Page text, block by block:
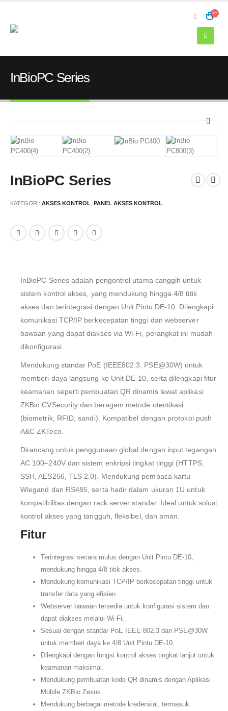
InBioPC Series
InBioPC Series
KATEGORI: AKSES KONTROL PANEL AKSES KONTROL
InBioPC Series adalah pengontrol utama canggih untuk
sistem kontrol akses, yang mendukung hingga 4/8 titik
akses dan terintegrasi dengan Unit Pintu DE-10. Dilengkapi
komunikasi TCP/IP berkecepatan tinggi dan webserver
bawaan yang dapat diakses via Wi-Fi, perangkat ini mudah
dikonfigurasi.
Mendukung standar PoE (IEEE802.3, PSE@30W) untuk
memberi daya langsung ke Unit DE-10, serta dilengkapi fitur
keamanan seperti pembuatan QR dinamis lewat aplikasi
ZKBio CVSecurity dan beragam metode otentikasi
(biometrik, RFID, sandi). Kompatibel dengan protokol push
A&C ZKTeco.
Dirancang untuk penggunaan global dengan input tegangan
AC 100–240V dan sistem enkripsi tingkat tinggi (HTTPS,
SSH, AES256, TLS 2.0). Mendukung pembaca kartu
Wiegand dan RS485, serta hadir dalam ukuran 1U untuk
kompatibilitas dengan rack server standar. Ideal untuk solusi
kontrol akses yang tangguh, fleksibel, dan aman.
Fitur
Terintegrasi secara mulus dengan Unit Pintu DE-10,
mendukung hingga 4/8 titik akses.
Mendukung komunikasi TCP/IP berkecepatan tinggi untuk
transfer data yang efisien.
Webserver bawaan tersedia untuk konfigurasi sistem dan
dapat diakses melalui Wi-Fi.
Sesuai dengan standar PoE IEEE 802.3 dan PSE@30W
untuk memberi daya ke 4/8 Unit Pintu DE-10.
Dilengkapi dengan fungsi kontrol akses tingkat lanjut untuk
keamanan maksimal.
Mendukung pembuatan kode QR dinamis dengan Aplikasi
Mobile ZKBio Zexus.
Mendukung berbagai metode kredensial, termasuk